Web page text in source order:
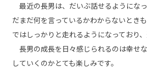
最近の長男は、だいぶ話せるようにな
だまだ何を言っているかわからないとき
ではしっかりと走れるようになっており
長男の成長を日々感じられるのは幸せ
していくのかとても楽しみです。